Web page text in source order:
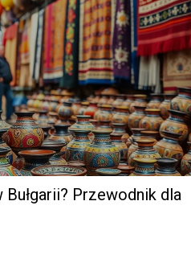
Przewodnik dla